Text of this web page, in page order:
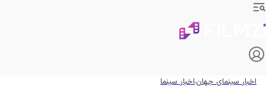
اخبار سینمای جهاناخبار سینما